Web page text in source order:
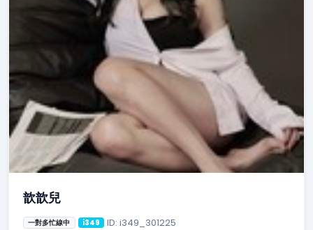
歆歆兒
一對多忙線中 i349 ID: i349_301225